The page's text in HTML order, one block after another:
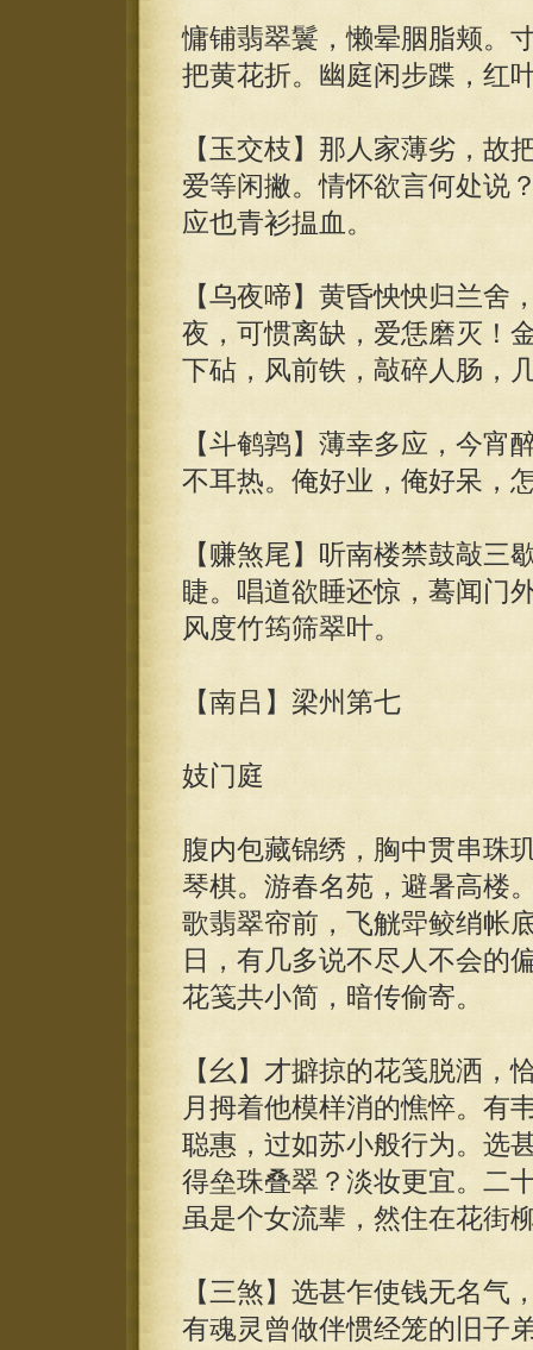
慵铺翡翠鬟，懒晕胭脂颊。
把黄花折。幽庭闲步蹀，红
【玉交枝】那人家薄劣，故
爱等闲撇。情怀欲言何处说
应也青衫揾血。
【乌夜啼】黄昏怏怏归兰舍
夜，可惯离缺，爱恁磨灭！
下砧，风前铁，敲碎人肠，
【斗鹌鹑】薄幸多应，今宵
不耳热。俺好业，俺好呆，
【赚煞尾】听南楼禁鼓敲三
睫。唱道欲睡还惊，蓦闻门
风度竹筠筛翠叶。
【南吕】梁州第七
妓门庭
腹内包藏锦绣，胸中贯串珠
琴棋。游春名苑，避暑高楼
歌翡翠帘前，飞觥斝鲛绡帐
日，有几多说不尽人不会的
花笺共小简，暗传偷寄。
【幺】才擗掠的花笺脱洒，
月拇着他模样消的憔悴。有
聪惠，过如苏小般行为。选
得垒珠叠翠？淡妆更宜。二
虽是个女流辈，然住在花街
【三煞】选甚乍使钱无名气
有魂灵曾做伴惯经笼的旧子